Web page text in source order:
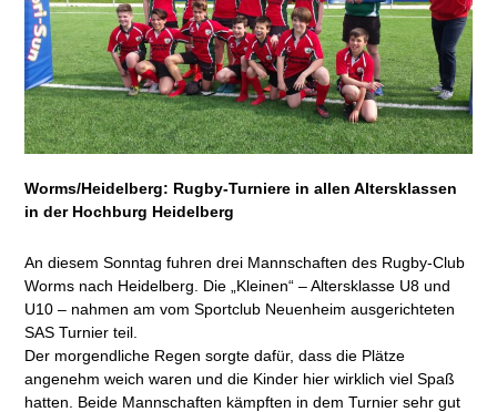
Worms/Heidelberg: Rugby-Turniere in allen Altersklassen
in der Hochburg Heidelberg
An diesem Sonntag fuhren drei Mannschaften des Rugby-Club
Worms nach Heidelberg. Die „Kleinen“ – Altersklasse U8 und
U10 – nahmen am vom Sportclub Neuenheim ausgerichteten
SAS Turnier teil.
Der morgendliche Regen sorgte dafür, dass die Plätze
angenehm weich waren und die Kinder hier wirklich viel Spaß
hatten. Beide Mannschaften kämpften in dem Turnier sehr gut